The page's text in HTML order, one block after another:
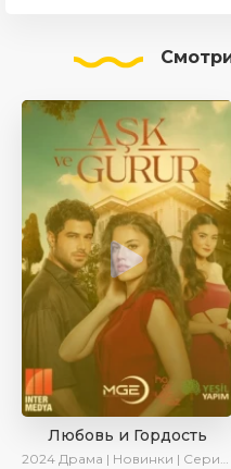
Любовь и Гордость
2024 Драма | Новинки | Сериалы 2024